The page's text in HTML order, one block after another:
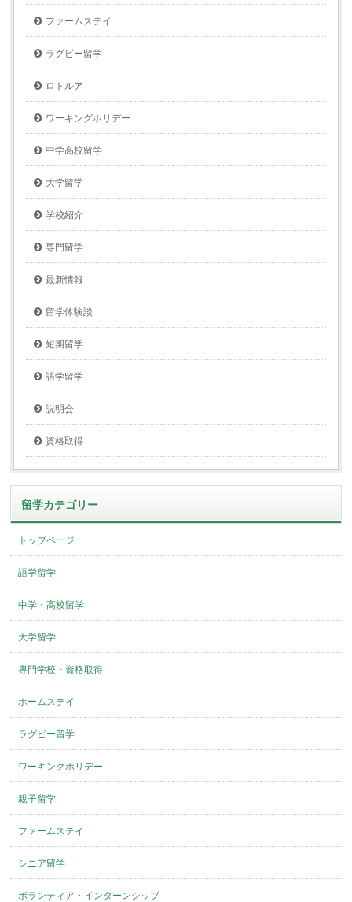
ファームステイ
ラグビー留学
ロトルア
ワーキングホリデー
中学高校留学
大学留学
学校紹介
専門留学
最新情報
留学体験談
短期留学
語学留学
説明会
資格取得
留学カテゴリー
トップページ
語学留学
中学・高校留学
大学留学
専門学校・資格取得
ホームステイ
ラグビー留学
ワーキングホリデー
親子留学
ファームステイ
シニア留学
ボランティア・インターンシップ